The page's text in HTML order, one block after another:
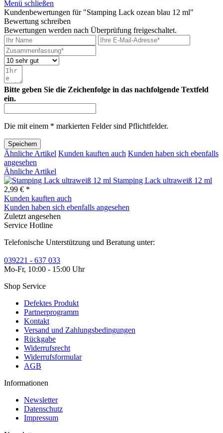
Menü schließen
Kundenbewertungen für "Stamping Lack ozean blau 12 ml"
Bewertung schreiben
Bewertungen werden nach Überprüfung freigeschaltet.
Bitte geben Sie die Zeichenfolge in das nachfolgende Textfeld
ein.
Die mit einem * markierten Felder sind Pflichtfelder.
Speichern
Ähnliche Artikel Kunden kauften auch Kunden haben sich ebenfalls
angesehen
Ähnliche Artikel
Stamping Lack ultraweiß 12 ml
2,99 € *
Kunden kauften auch
Kunden haben sich ebenfalls angesehen
Zuletzt angesehen
Service Hotline
Telefonische Unterstützung und Beratung unter:
039221 - 637 033
Mo-Fr, 10:00 - 15:00 Uhr
Shop Service
Defektes Produkt
Partnerprogramm
Kontakt
Versand und Zahlungsbedingungen
Rückgabe
Widerrufsrecht
Widerrufsformular
AGB
Informationen
Newsletter
Datenschutz
Impressum